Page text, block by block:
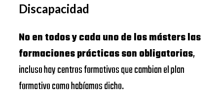
Discapacidad
No en todos y cada uno de los másters las
formaciones prácticas son obligatorias,
incluso hay centros formativos que cambian el plan
formativo como habíamos dicho.